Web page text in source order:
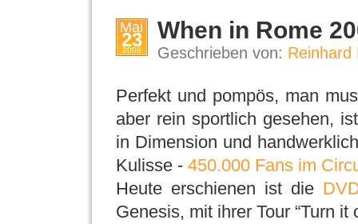
Mai
23
2008
When in Rome
Geschrieben von: Reinhard
Perfekt und pompös, man
aber rein sportlich gesehen,
in Dimension und
Kulisse - 450.000 Fans im
Heute erschienen ist die
Genesis, mit ihrer Tour “Turn it